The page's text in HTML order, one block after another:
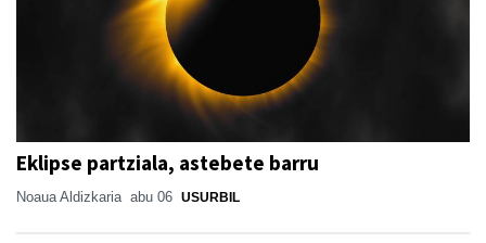
Eklipse partziala, astebete barru
Noaua Aldizkaria abu 06 USURBIL